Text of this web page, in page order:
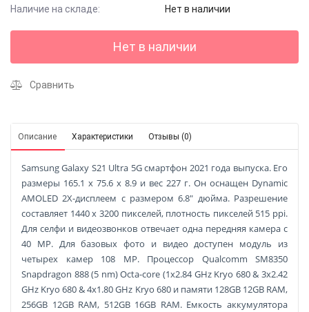
Наличие на складе:
Нет в наличии
Нет в наличии
Сравнить
Описание Характеристики Отзывы (0)
Samsung Galaxy S21 Ultra 5G смартфон 2021 года выпуска. Его
размеры 165.1 x 75.6 x 8.9 и вес 227 г. Он оснащен Dynamic
AMOLED 2X-дисплеем с размером 6.8" дюйма. Разрешение
составляет 1440 x 3200 пикселей, плотность пикселей 515 ppi.
Для селфи и видеозвонков отвечает одна передняя камера с
40 MP. Для базовых фото и видео доступен модуль из
четырех камер 108 MP. Процессор Qualcomm SM8350
Snapdragon 888 (5 nm) Octa-core (1x2.84 GHz Kryo 680 & 3x2.42
GHz Kryo 680 & 4x1.80 GHz Kryo 680 и памяти 128GB 12GB RAM,
256GB 12GB RAM, 512GB 16GB RAM. Емкость аккумулятора